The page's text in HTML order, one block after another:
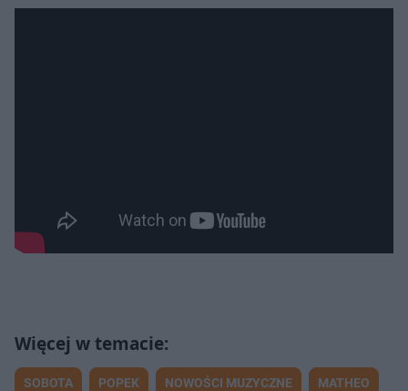
SOBOTA POPEK NOWOŚCI MUZYCZNE MATHEO